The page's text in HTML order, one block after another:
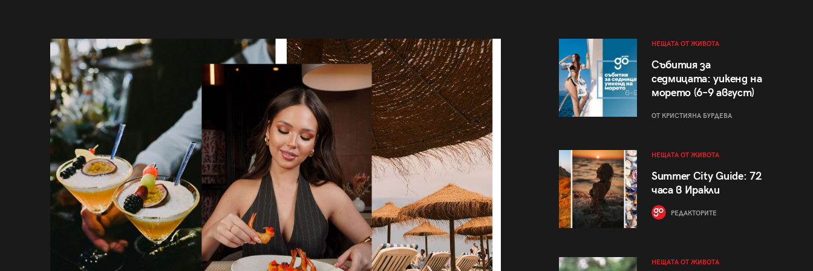
НЕЩАТА ОТ ЖИВОТА
Събития за
седмицата: уикенд на
морето (6–9 август)
ОТ КРИСТИЯНА БУРДЕВА
НЕЩАТА ОТ ЖИВОТА
Summer City Guide: 72
часа в Иракли
РЕДАКТОРИТЕ
НЕЩАТА ОТ ЖИВОТА